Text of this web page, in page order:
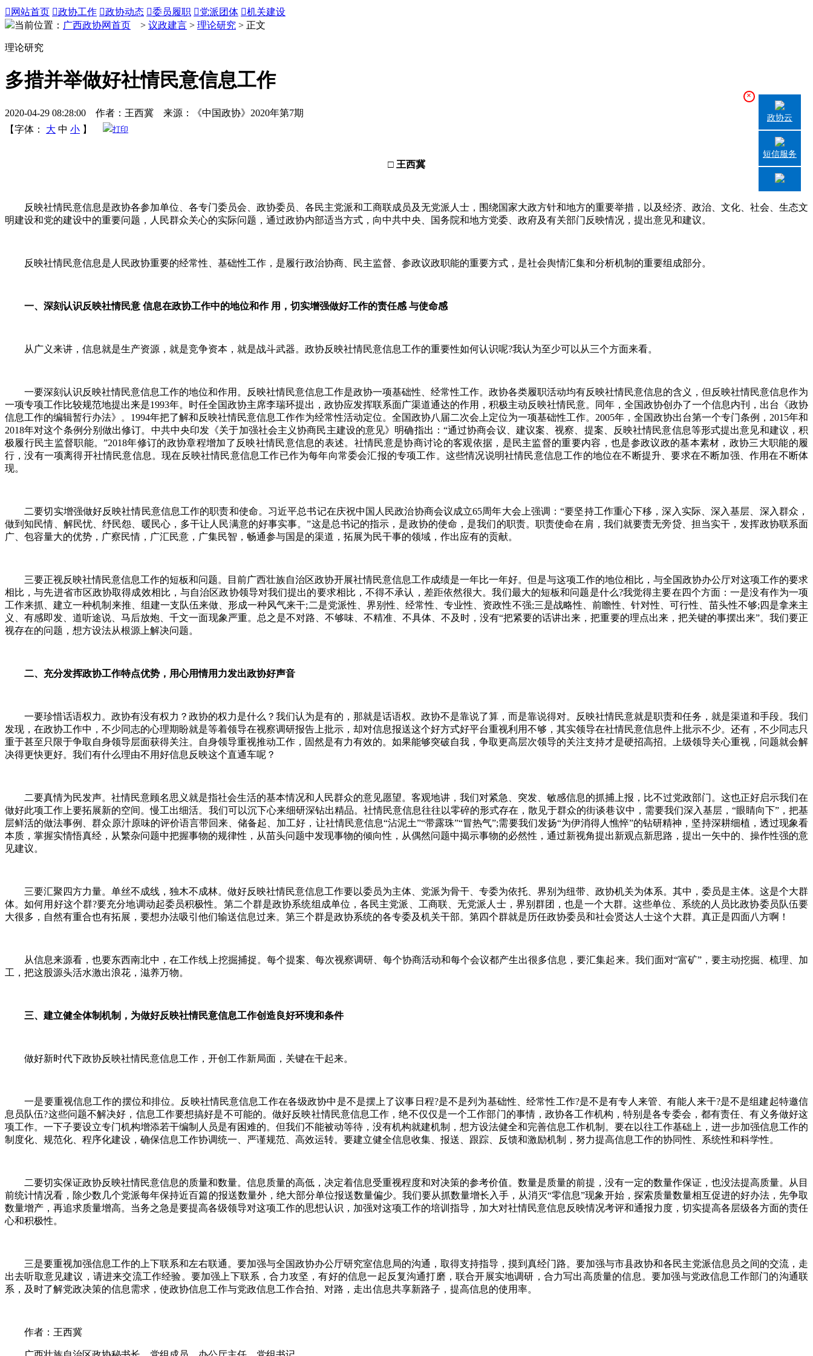
 网站首页 政协工作 政协动态 委员履职 党派团体 机关建设
当前位置： 广西政协网首页 > 议政建言 > 理论研究 > 正文
理论研究
多措并举做好社情民意信息工作
2020-04-29 08:28:00 作者：王西冀 来源：《中国政协》2020年第7期
【字体：
大 中 小 】 打印
□ 王西冀
反映社情民意信息是政协各参加单位、各专门委员会、政协委员、各民主党派和工商联成员及无党派人士，围绕国家大政方针和地方的重要举措，以及经济、政治、文化、社会、生态文
明建设和党的建设中的重要问题，人民群众关心的实际问题，通过政协内部适当方式，向中共中央、国务院和地方党委、政府及有关部门反映情况，提出意见和建议。
反映社情民意信息是人民政协重要的经常性、基础性工作，是履行政治协商、民主监督、参政议政职能的重要方式，是社会舆情汇集和分析机制的重要组成部分。
一、深刻认识反映社情民意 信息在政协工作中的地位和作 用，切实增强做好工作的责任感 与使命感
从广义来讲，信息就是生产资源，就是竞争资本，就是战斗武器。政协反映社情民意信息工作的重要性如何认识呢?我认为至少可以从三个方面来看。
一要深刻认识反映社情民意信息工作的地位和作用。反映社情民意信息工作是政协一项基础性、经常性工作。政协各类履职活动均有反映社情民意信息的含义，但反映社情民意信息作为
一项专项工作比较规范地提出来是1993年。时任全国政协主席李瑞环提出，政协应发挥联系面广渠道通达的作用，积极主动反映社情民意。同年，全国政协创办了一个信息内刊，出台《政协
信息工作的编辑暂行办法》。1994年把了解和反映社情民意信息工作作为经常性活动定位。全国政协八届二次会上定位为一项基础性工作。2005年，全国政协出台第一个专门条例，2015年和
2018年对这个条例分别做出修订。中共中央印发《关于加强社会主义协商民主建设的意见》明确指出：“通过协商会议、建议案、视察、提案、反映社情民意信息等形式提出意见和建议，积
极履行民主监督职能。”2018年修订的政协章程增加了反映社情民意信息的表述。社情民意是协商讨论的客观依据，是民主监督的重要内容，也是参政议政的基本素材，政协三大职能的履
行，没有一项离得开社情民意信息。现在反映社情民意信息工作已作为每年向常委会汇报的专项工作。这些情况说明社情民意信息工作的地位在不断提升、要求在不断加强、作用在不断体
现。
二要切实增强做好反映社情民意信息工作的职责和使命。习近平总书记在庆祝中国人民政治协商会议成立65周年大会上强调：“要坚持工作重心下移，深入实际、深入基层、深入群众，
做到知民情、解民忧、纾民怨、暖民心，多干让人民满意的好事实事。”这是总书记的指示，是政协的使命，是我们的职责。职责使命在肩，我们就要责无旁贷、担当实干，发挥政协联系面
广、包容量大的优势，广察民情，广汇民意，广集民智，畅通参与国是的渠道，拓展为民干事的领域，作出应有的贡献。
三要正视反映社情民意信息工作的短板和问题。目前广西壮族自治区政协开展社情民意信息工作成绩是一年比一年好。但是与这项工作的地位相比，与全国政协办公厅对这项工作的要求
相比，与先进省市区政协取得成效相比，与自治区政协领导对我们提出的要求相比，不得不承认，差距依然很大。我们最大的短板和问题是什么?我觉得主要在四个方面：一是没有作为一项
工作来抓、建立一种机制来推、组建一支队伍来做、形成一种风气来干;二是党派性、界别性、经常性、专业性、资政性不强;三是战略性、前瞻性、针对性、可行性、苗头性不够;四是拿来主
义、有感即发、道听途说、马后放炮、千文一面现象严重。总之是不对路、不够味、不精准、不具体、不及时，没有“把紧要的话讲出来，把重要的理点出来，把关键的事摆出来”。我们要正
视存在的问题，想方设法从根源上解决问题。
二、充分发挥政协工作特点优势，用心用情用力发出政协好声音
一要珍惜话语权力。政协有没有权力？政协的权力是什么？我们认为是有的，那就是话语权。政协不是靠说了算，而是靠说得对。反映社情民意就是职责和任务，就是渠道和手段。我们
发现，在政协工作中，不少同志的心理期盼就是等着领导在视察调研报告上批示，却对信息报送这个好方式好平台重视利用不够，其实领导在社情民意信息件上批示不少。还有，不少同志只
重于甚至只限于争取自身领导层面获得关注。自身领导重视推动工作，固然是有力有效的。如果能够突破自我，争取更高层次领导的关注支持才是硬招高招。上级领导关心重视，问题就会解
决得更快更好。我们有什么理由不用好信息反映这个直通车呢？
二要真情为民发声。社情民意顾名思义就是指社会生活的基本情况和人民群众的意见愿望。客观地讲，我们对紧急、突发、敏感信息的抓捕上报，比不过党政部门。这也正好启示我们在
做好此项工作上要拓展新的空间。慢工出细活。我们可以沉下心来细研深钻出精品。社情民意信息往往以零碎的形式存在，散见于群众的街谈巷议中，需要我们深入基层，“眼睛向下”，把基
层鲜活的做法事例、群众原汁原味的评价语言带回来、储备起、加工好，让社情民意信息“沾泥土”“带露珠”“冒热气”;需要我们发扬“为伊消得人憔悴”的钻研精神，坚持深耕细植，透过现象看
本质，掌握实情悟真经，从繁杂问题中把握事物的规律性，从苗头问题中发现事物的倾向性，从偶然问题中揭示事物的必然性，通过新视角提出新观点新思路，提出一矢中的、操作性强的意
见建议。
三要汇聚四方力量。单丝不成线，独木不成林。做好反映社情民意信息工作要以委员为主体、党派为骨干、专委为依托、界别为纽带、政协机关为体系。其中，委员是主体。这是个大群
体。如何用好这个群?要充分地调动起委员积极性。第二个群是政协系统组成单位，各民主党派、工商联、无党派人士，界别群团，也是一个大群。这些单位、系统的人员比政协委员队伍要
大很多，自然有重合也有拓展，要想办法吸引他们输送信息过来。第三个群是政协系统的各专委及机关干部。第四个群就是历任政协委员和社会贤达人士这个大群。真正是四面八方啊！
从信息来源看，也要东西南北中，在工作线上挖掘捕捉。每个提案、每次视察调研、每个协商活动和每个会议都产生出很多信息，要汇集起来。我们面对“富矿”，要主动挖掘、梳理、加
工，把这股源头活水激出浪花，滋养万物。
三、建立健全体制机制，为做好反映社情民意信息工作创造良好环境和条件
做好新时代下政协反映社情民意信息工作，开创工作新局面，关键在干起来。
一是要重视信息工作的摆位和排位。反映社情民意信息工作在各级政协中是不是摆上了议事日程?是不是列为基础性、经常性工作?是不是有专人来管、有能人来干?是不是组建起特邀信
息员队伍?这些问题不解决好，信息工作要想搞好是不可能的。做好反映社情民意信息工作，绝不仅仅是一个工作部门的事情，政协各工作机构，特别是各专委会，都有责任、有义务做好这
项工作。一下子要设立专门机构增添若干编制人员是有困难的。但我们不能被动等待，没有机构就建机制，想方设法健全和完善信息工作机制。要在以往工作基础上，进一步加强信息工作的
制度化、规范化、程序化建设，确保信息工作协调统一、严谨规范、高效运转。要建立健全信息收集、报送、跟踪、反馈和激励机制，努力提高信息工作的协同性、系统性和科学性。
二要切实保证政协反映社情民意信息的质量和数量。信息质量的高低，决定着信息受重视程度和对决策的参考价值。数量是质量的前提，没有一定的数量作保证，也没法提高质量。从目
前统计情况看，除少数几个党派每年保持近百篇的报送数量外，绝大部分单位报送数量偏少。我们要从抓数量增长入手，从消灭“零信息”现象开始，探索质量数量相互促进的好办法，先争取
数量增产，再追求质量增高。当务之急是要提高各级领导对这项工作的思想认识，加强对这项工作的培训指导，加大对社情民意信息反映情况考评和通报力度，切实提高各层级各方面的责任
心和积极性。
三是要重视加强信息工作的上下联系和左右联通。要加强与全国政协办公厅研究室信息局的沟通，取得支持指导，摸到真经门路。要加强与市县政协和各民主党派信息员之间的交流，走
出去听取意见建议，请进来交流工作经验。要加强上下联系，合力攻坚，有好的信息一起反复沟通打磨，联合开展实地调研，合力写出高质量的信息。要加强与党政信息工作部门的沟通联
系，及时了解党政决策的信息需求，使政协信息工作与党政信息工作合拍、对路，走出信息共享新路子，提高信息的使用率。
作者：王西冀
×
政协云
短信服务